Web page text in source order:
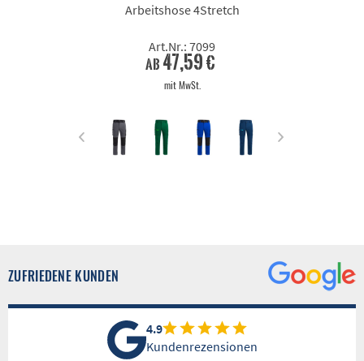
Arbeitshose 4Stretch
Art.Nr.: 7099
ab 47,59 €
mit MwSt.
ZUFRIEDENE KUNDEN
4.9
Kundenrezensionen